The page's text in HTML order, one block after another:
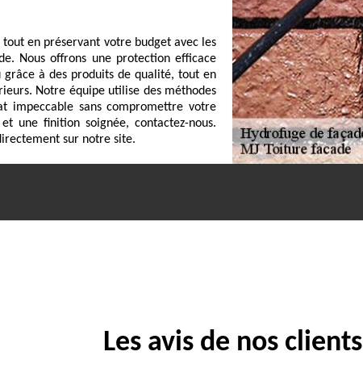
en préservant votre budget avec les
Nous offrons une protection efficace
à des produits de qualité, tout en
Notre équipe utilise des méthodes
impeccable sans compromettre votre
une finition soignée, contactez-nous.
sur notre site.
Les avis de nos clients